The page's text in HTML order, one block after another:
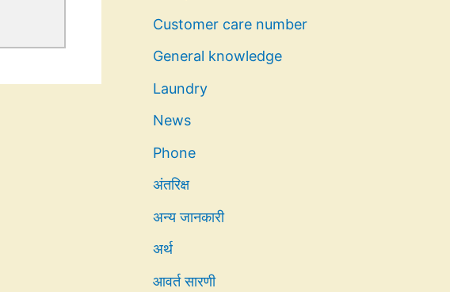
Customer care number
General knowledge
Laundry
News
Phone
अंतरिक्ष
अन्य जानकारी
अर्थ
आवर्त सारणी